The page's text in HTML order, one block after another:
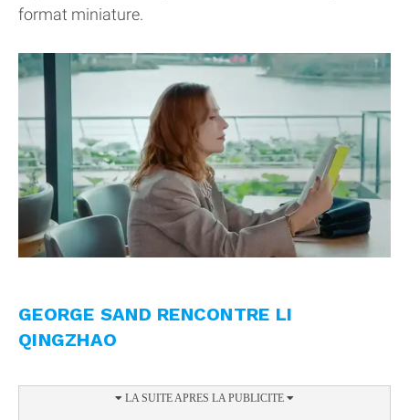
format miniature.
GEORGE SAND RENCONTRE LI
QINGZHAO